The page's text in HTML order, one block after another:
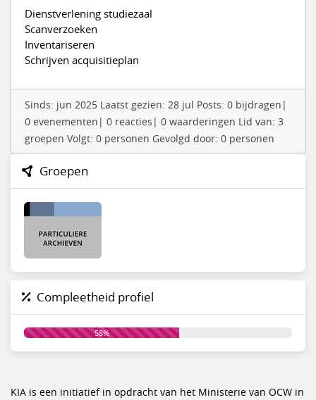
Dienstverlening studiezaal
Scanverzoeken
Inventariseren
Schrijven acquisitieplan
Sinds: jun 2025 Laatst gezien: 28 jul Posts: 0 bijdragen|
0 evenementen| 0 reacties| 0 waarderingen Lid van: 3
groepen Volgt: 0 personen Gevolgd door: 0 personen
Groepen
Compleetheid profiel
58%
KIA is een initiatief in opdracht van het Ministerie van OCW in